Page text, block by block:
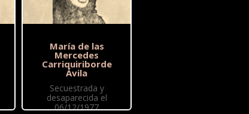
María de las
Mercedes
Carriquiriborde
Ávila
Secuestrada y
desaparecida el
06/12/1977